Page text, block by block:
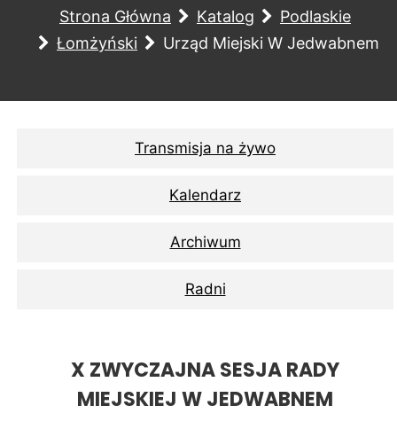
Strona Główna Katalog
Podlaskie
Łomżyński
Urząd Miejski W Jedwabnem
Transmisja na żywo
Kalendarz
Archiwum
Radni
X ZWYCZAJNA SESJA RADY
MIEJSKIEJ W JEDWABNEM